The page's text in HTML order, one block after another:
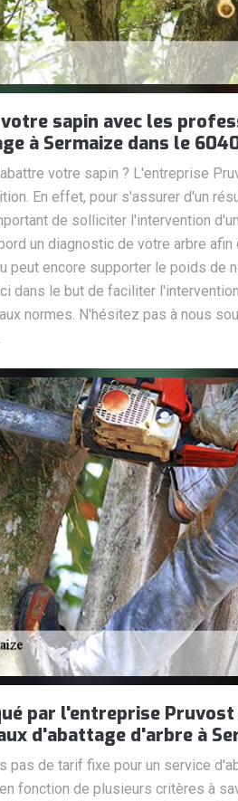
sapin avec les
à Sermaize dans le
votre sapin ? L'entreprise
En effet, pour s'assurer d'un
de solliciter l'intervention
un diagnostic de votre arbre afin
peut encore supporter le poids de
dans le but de faciliter
normes. N'hésitez pas à nous
par l'entreprise Pruvost
d'abattage d'arbre à
pas de tarif fixe pour un service
fonction de plusieurs critères à